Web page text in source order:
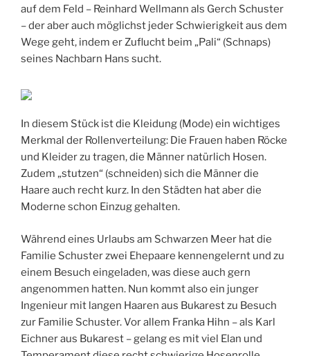
auf dem Feld – Reinhard Wellmann als Gerch Schuster
– der aber auch möglichst jeder Schwierigkeit aus dem
Wege geht, indem er Zuflucht beim „Pali“ (Schnaps)
seines Nachbarn Hans sucht.
In diesem Stück ist die Kleidung (Mode) ein wichtiges
Merkmal der Rollenverteilung: Die Frauen haben Röcke
und Kleider zu tragen, die Männer natürlich Hosen.
Zudem „stutzen“ (schneiden) sich die Männer die
Haare auch recht kurz. In den Städten hat aber die
Moderne schon Einzug gehalten.
Während eines Urlaubs am Schwarzen Meer hat die
Familie Schuster zwei Ehepaare kennengelernt und zu
einem Besuch eingeladen, was diese auch gern
angenommen hatten. Nun kommt also ein junger
Ingenieur mit langen Haaren aus Bukarest zu Besuch
zur Familie Schuster. Vor allem Franka Hihn – als Karl
Eichner aus Bukarest – gelang es mit viel Elan und